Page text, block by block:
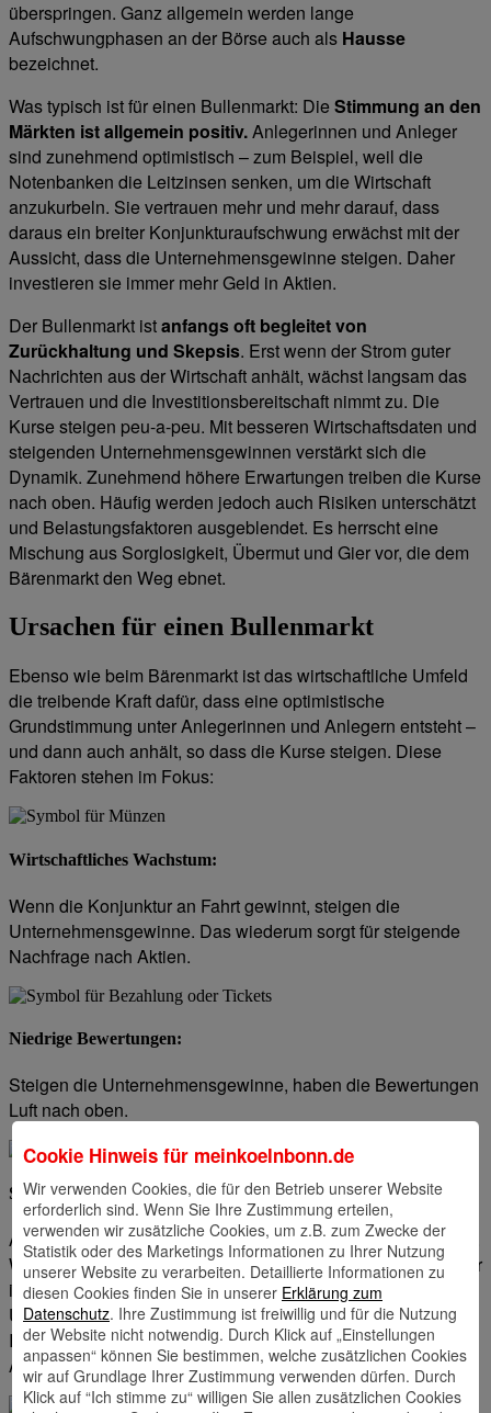
überspringen. Ganz allgemein werden lange
Aufschwungphasen an der Börse auch als Hausse
bezeichnet.
Was typisch ist für einen Bullenmarkt: Die Stimmung an den
Märkten ist allgemein positiv.Anlegerinnen und Anleger
sind zunehmend optimistisch – zum Beispiel, weil die
Notenbanken die Leitzinsen senken, um die Wirtschaft
anzukurbeln. Sie vertrauen mehr und mehr darauf, dass
daraus ein breiter Konjunkturaufschwung erwächst mit der
Aussicht, dass die Unternehmensgewinne steigen. Daher
investieren sie immer mehr Geld in Aktien.
Der Bullenmarkt istanfangs oft begleitet von
Zurückhaltung und Skepsis. Erst wenn der Strom guter
Nachrichten aus der Wirtschaft anhält, wächst langsam das
Vertrauen und die Investitionsbereitschaft nimmt zu. Die
Kurse steigen peu-a-peu. Mit besseren Wirtschaftsdaten und
steigenden Unternehmensgewinnen verstärkt sich die
Dynamik. Zunehmend höhere Erwartungen treiben die Kurse
nach oben. Häufig werden jedoch auch Risiken unterschätzt
und Belastungsfaktoren ausgeblendet. Es herrscht eine
Mischung aus Sorglosigkeit, Übermut und Gier vor, die dem
Bärenmarkt den Weg ebnet.
Ursachen für einen Bullenmarkt
Ebenso wie beim Bärenmarkt ist das wirtschaftliche Umfeld
die treibende Kraft dafür, dass eine optimistische
Grundstimmung unter Anlegerinnen und Anlegern entsteht –
und dann auch anhält, so dass die Kurse steigen. Diese
Faktoren stehen im Fokus:
Wirtschaftliches Wachstum:
Wenn die Konjunktur an Fahrt gewinnt, steigen die
Unternehmensgewinne. Das wiederum sorgt für steigende
Nachfrage nach Aktien.
Niedrige Bewertungen:
Steigen die Unternehmensgewinne, haben die Bewertungen
Luft nach oben.
Sinkende Zinsen:
Am Anfang eines Bullenmarktes lahmt die Wirtschaft oftmals.
Wenn die Notenbank die Leitzinsen senkt, um die Konjunktur
in Schwung zu bringen, steigt die Investitionsbereitschaft der
Unternehmen. Zudem werden sichere Anleihen für ein
Investment weniger attraktiv. Dadurch fließt mehr Kapital in
Aktien.
Cookie Hinweis für meinkoelnbonn.de
Wir verwenden Cookies, die für den Betrieb unserer Website
erforderlich sind. Wenn Sie Ihre Zustimmung erteilen,
verwenden wir zusätzliche Cookies, um z.B. zum Zwecke der
Statistik oder des Marketings Informationen zu Ihrer Nutzung
unserer Website zu verarbeiten. Detaillierte Informationen zu
diesen Cookies finden Sie in unserer Erklärung zum
Datenschutz. Ihre Zustimmung ist freiwillig und für die Nutzung
der Website nicht notwendig. Durch Klick auf „Einstellungen
anpassen“ können Sie bestimmen, welche zusätzlichen Cookies
wir auf Grundlage Ihrer Zustimmung verwenden dürfen. Durch
Klick auf “Ich stimme zu“ willigen Sie allen zusätzlichen Cookies